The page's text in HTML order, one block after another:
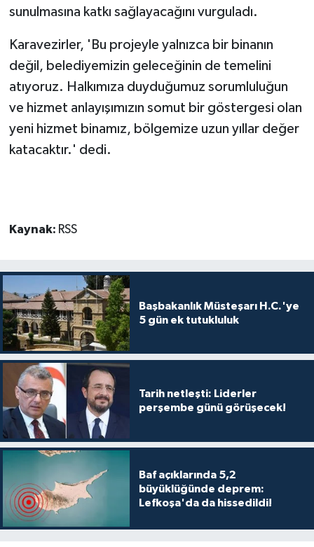
sunulmasına katkı sağlayacağını vurguladı.
Karavezirler, 'Bu projeyle yalnızca bir binanın
değil, belediyemizin geleceğinin de temelini
atıyoruz. Halkımıza duyduğumuz sorumluluğun
ve hizmet anlayışımızın somut bir göstergesi olan
yeni hizmet binamız, bölgemize uzun yıllar değer
katacaktır.' dedi.
Kaynak: RSS
Başbakanlık Müsteşarı H.C.'ye
5 gün ek tutukluluk
Tarih netleşti: Liderler
perşembe günü görüşecek!
Baf açıklarında 5,2
büyüklüğünde deprem:
Lefkoşa'da da hissedildi!